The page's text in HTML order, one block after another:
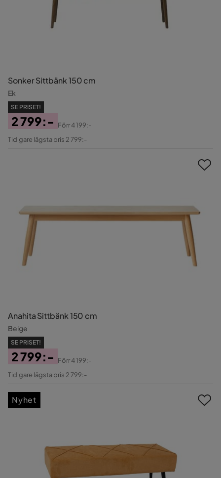
Sonker Sittbänk 150 cm
Ek
SE PRISET!
Pris
2 799:-
Original
Förr4 199:-
Tidigare lägsta pris 2 799:-
Anahita Sittbänk 150 cm
Beige
SE PRISET!
Pris
2 799:-
Original
Förr4 199:-
Tidigare lägsta pris 2 799:-
Nyhet